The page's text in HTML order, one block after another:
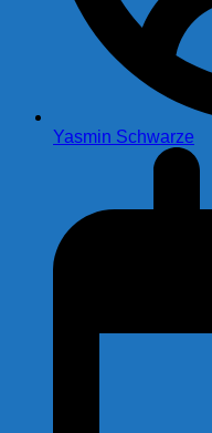
Yasmin Schwarze